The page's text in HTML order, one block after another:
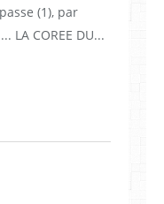
(1), par
LA COREE DU...